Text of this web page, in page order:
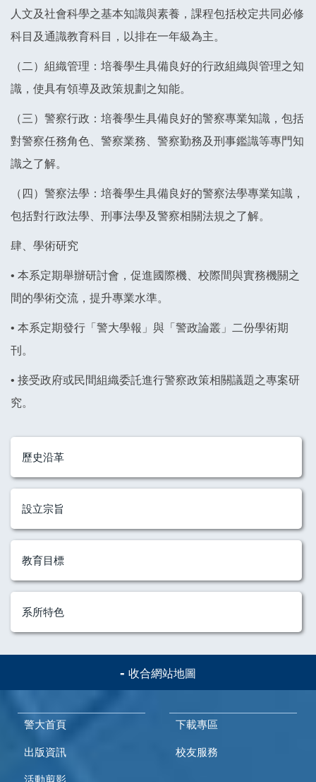
人文及社會科學之基本知識與素養，課程包括校定共同必修
科目及通識教育科目，以排在一年級為主。
（二）組織管理：培養學生具備良好的行政組織與管理之知
識，使具有領導及政策規劃之知能。
（三）警察行政：培養學生具備良好的警察專業知識，包括
對警察任務角色、警察業務、警察勤務及刑事鑑識等專門知
識之了解。
（四）警察法學：培養學生具備良好的警察法學專業知識，
包括對行政法學、刑事法學及警察相關法規之了解。
肆、學術研究
• 本系定期舉辦研討會，促進國際機、校際間與實務機關之
間的學術交流，提升專業水準。
• 本系定期發行「警大學報」與「警政論叢」二份學術期
刊。
• 接受政府或民間組織委託進行警察政策相關議題之專案研
究。
歷史沿革
設立宗旨
教育目標
系所特色
收合網站地圖
警大首頁 下載專區
出版資訊 校友服務
活動剪影